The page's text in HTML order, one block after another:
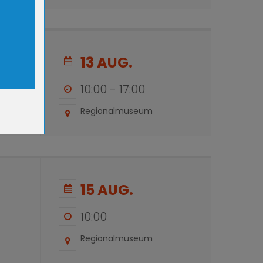
13 AUG.
10:00 - 17:00
Regionalmuseum
15 AUG.
10:00
Regionalmuseum